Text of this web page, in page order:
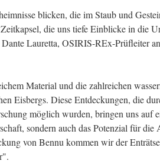
blicken, die im Staub und
die uns tiefe Einblicke in die
Dante Lauretta, OSIRIS-REx-Prüfleiter
Material und die zahlreichen
Eisbergs. Diese Entdeckungen, die
möglich wurden, bringen uns auf
sondern auch das Potenzial für die
von Bennu kommen wir der